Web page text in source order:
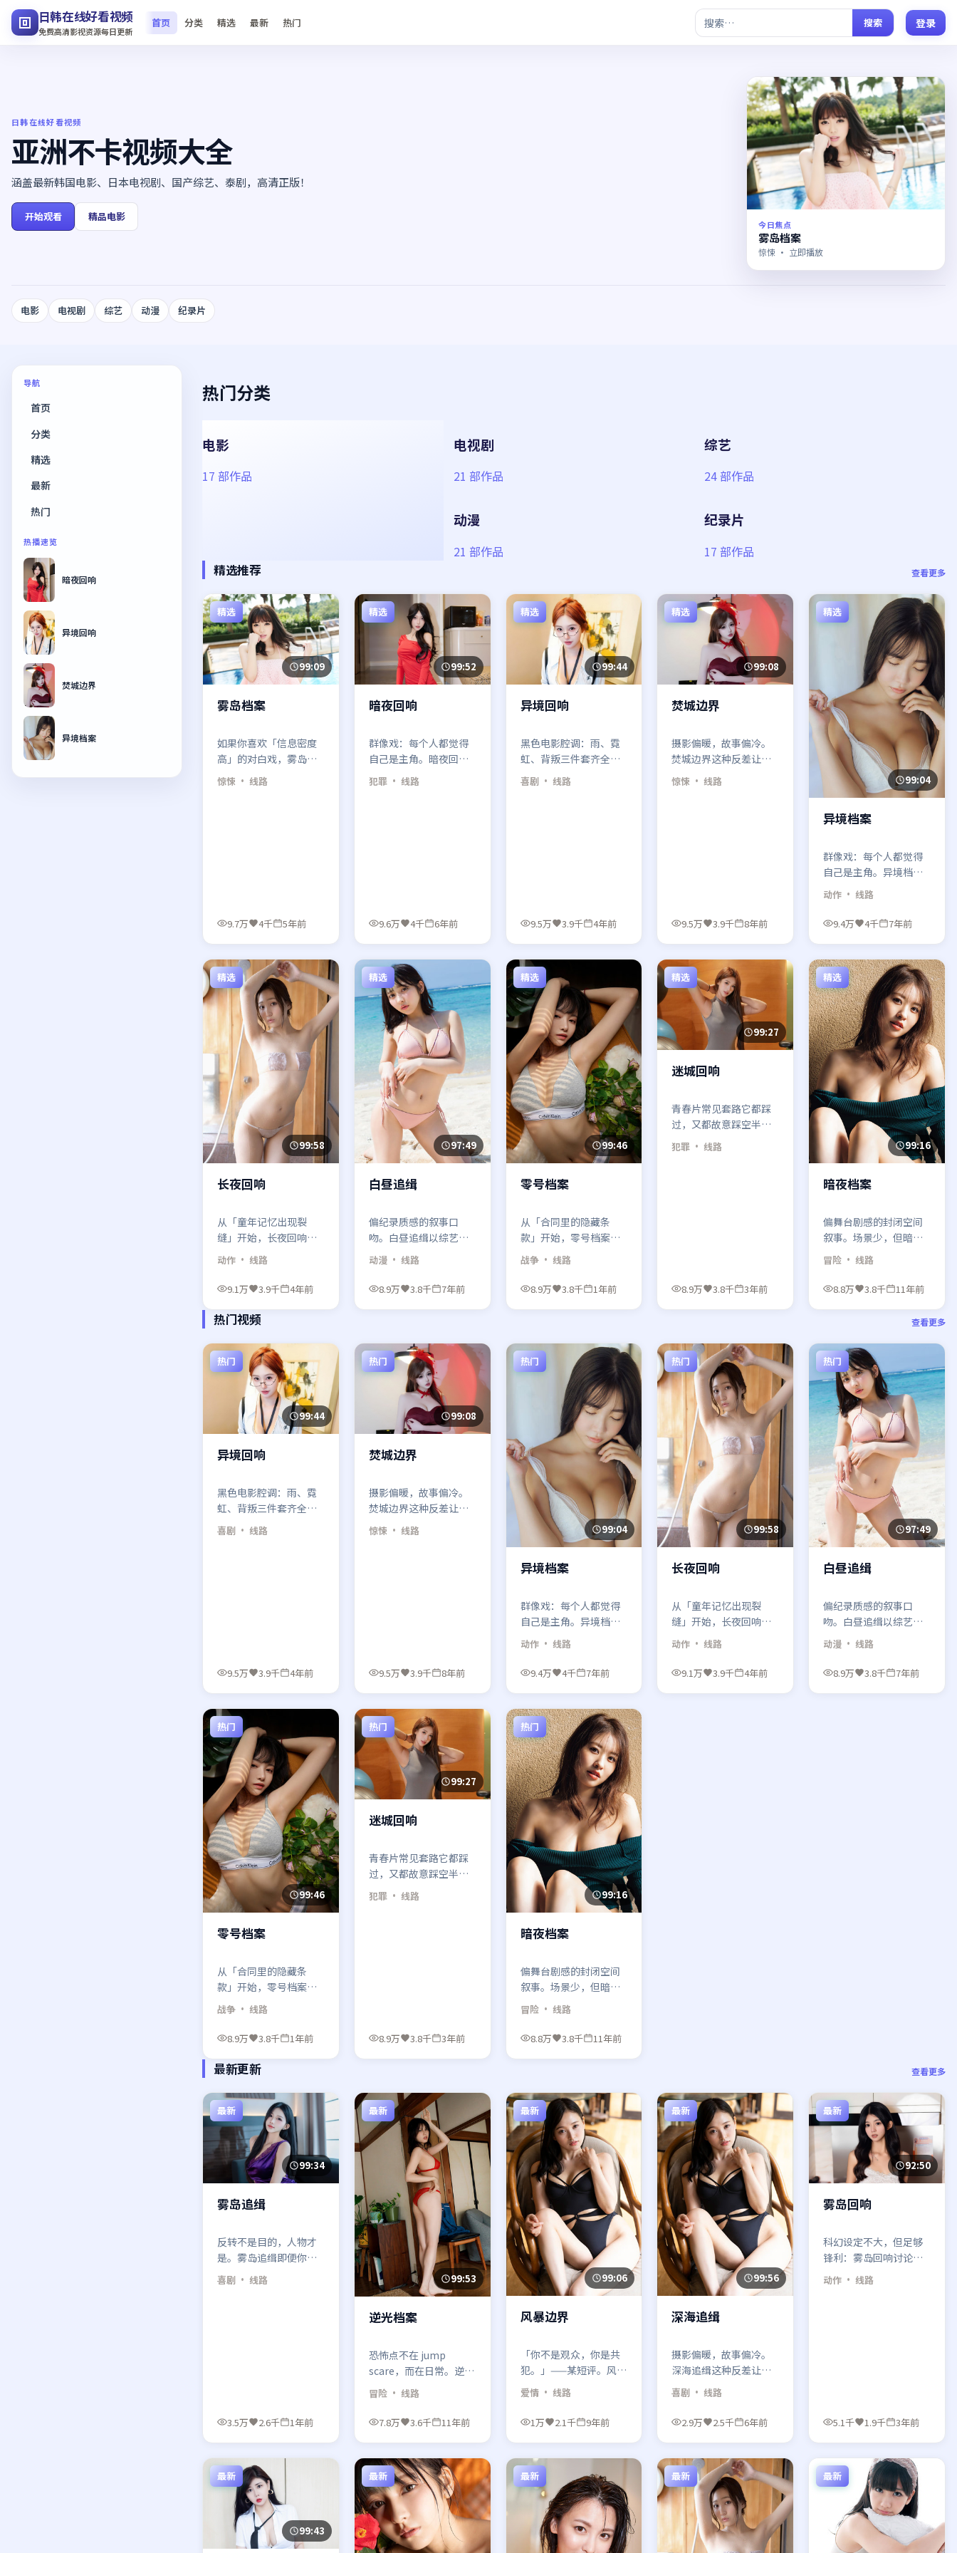
日韩在线好看视频
免费高清影视资源每日更新
首页 分类 精选 最新 热门 搜索 登录
日韩在线好看视频
亚洲不卡视频大全
涵盖最新韩国电影、日本电视剧、国产综艺、泰剧，高清正版！
开始观看 精品电影
今日焦点
雾岛档案
惊悚 · 立即播放
电影 电视剧 综艺 动漫 纪录片
导航
首页
分类
精选
最新
热门
热播速览
暗夜回响
异境回响
焚城边界
异境档案
热门分类
电影
17 部作品
电视剧
21 部作品
综艺
24部作品
动漫
21 部作品
纪录片
17 部作品
精选推荐
查看更多
精选
99:09
雾岛档案
如果你喜欢「信息密度
高」的对白戏，雾岛档
案会很过瘾；反之，可
能会嫌它太吵、太满。
惊悚 · 线路
9.7万 4千 5年前
精选
99:52
暗夜回响
群像戏：每个人都觉得
自己是主角。暗夜回响
用多线并进，最后把线
头拧成死结，再一刀剪
犯罪· 线路
9.6万 4千 6年前
精选
99:44
异境回响
黑色电影腔调：雨、霓
虹、背叛三件套齐全。
异境回响的台词像酒，
第一口呛，第二口上
喜剧· 线路
9.5万 3.9千 4年前
精选
99:08
焚城边界
摄影偏暖，故事偏冷。
焚城边界这种反差让惊
悚题材多了一层「糖衣
毒药」的观感。
惊悚 · 线路
9.5万 3.9千 8年前
精选
99:04
异境档案
群像戏：每个人都觉得
自己是主角。异境档案
用多线并进，最后把线
头拧成死结，再一刀剪
断。
动作 · 线路
9.4万 4千 7年前
精选
99:58
长夜回响
从「童年记忆出现裂
缝」开始，长夜回响把
动作类型里最俗套的那
条路故意走歪——你越笃
定，越容易在最后十分
动作 · 线路
9.1万 3.9千 4年前
精选
97:49
白昼追缉
偏纪录质感的叙事口
吻。白昼追缉以综艺为
载体，让动漫元素像背
景噪音一样渗透，反而
更真实。
动漫· 线路
8.9万 3.8千 7年前
精选
99:46
零号档案
从「合同里的隐藏条
款」开始，零号档案把
战争类型里最俗套的那
条路故意走歪——你越笃
定，越容易在最后十分
战争· 线路
8.9万 3.8千 1年前
精选
99:27
迷城回响
青春片常见套路它都踩
过，又都故意踩空半
步。迷城回响关于「长
大」的结论很丧，却很
犯罪 · 线路
8.9万 3.8千 3年前
精选
99:16
暗夜档案
偏舞台剧感的封闭空间
叙事。场景少，但暗夜
档案靠走位与机位变
化，把空间压出层次。
冒险 · 线路
8.8万 3.8千 11年前
热门视频 查看更多
热门
99:44
异境回响
黑色电影腔调：雨、霓
虹、背叛三件套齐全。
异境回响的台词像酒，
第一口呛，第二口上
喜剧 · 线路
9.5万 3.9千 4年前
热门
99:08
焚城边界
摄影偏暖，故事偏冷。
焚城边界这种反差让惊
悚题材多了一层「糖衣
毒药」的观感。
惊悚 · 线路
9.5万 3.9千 8年前
热门
99:04
异境档案
群像戏：每个人都觉得
自己是主角。异境档案
用多线并进，最后把线
头拧成死结，再一刀剪
断。
动作· 线路
9.4万 4千 7年前
热门
99:58
长夜回响
从「童年记忆出现裂
缝」开始，长夜回响把
动作类型里最俗套的那
条路故意走歪——你越笃
定，越容易在最后十分
动作 · 线路
9.1万 3.9千 4年前
热门
97:49
白昼追缉
偏纪录质感的叙事口
吻。白昼追缉以综艺为
载体，让动漫元素像背
景噪音一样渗透，反而
更真实。
动漫 · 线路
8.9万 3.8千 7年前
热门
99:46
零号档案
从「合同里的隐藏条
款」开始，零号档案把
战争类型里最俗套的那
条路故意走歪——你越笃
定，越容易在最后十分
战争 · 线路
8.9万 3.8千 1年前
热门
99:27
迷城回响
青春片常见套路它都踩
过，又都故意踩空半
步。迷城回响关于「长
大」的结论很丧，却很
犯罪· 线路
8.9万 3.8千 3年前
热门
99:16
暗夜档案
偏舞台剧感的封闭空间
叙事。场景少，但暗夜
档案靠走位与机位变
化，把空间压出层次。
冒险· 线路
8.8万 3.8千 11年前
最新更新 查看更多
最新
99:34
雾岛追缉
反转不是目的，人物才
是。雾岛追缉即便你猜
中走向，仍会被梁朝伟
最后一场戏的眼神钉在
喜剧 · 线路
3.5万 2.6千 1年前
最新
99:53
逆光档案
恐怖点不在 jump
scare，而在日常。逆光
档案让你怀疑：最可怕
的不是鬼，是熟人突然
换了一副眼神。
冒险· 线路
7.8万 3.6千 11年前
最新
99:06
风暴边界
「你不是观众，你是共
犯。」——某短评。风暴
边界的剪辑节奏像有人
在你耳边叹气，喜欢强
情绪曲线的别错过。
爱情· 线路
1万 2.1千 9年前
最新
99:56
深海追缉
摄影偏暖，故事偏冷。
深海追缉这种反差让喜
剧题材多了一层「糖衣
毒药」的观感。
喜剧 · 线路
2.9万 2.5千 6年前
最新
92:50
雾岛回响
科幻设定不大，但足够
锋利：雾岛回响讨论的
不是「机器会不会思
考」，而是「人还愿不
动作 · 线路
5.1千 1.9千 3年前
最新
99:43
最新 最新 最新 最新